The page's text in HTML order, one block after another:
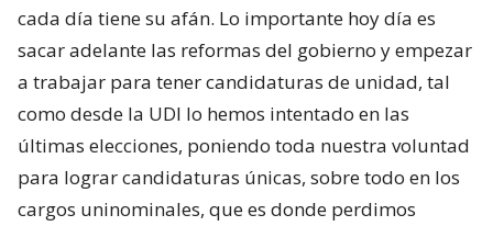
cada día tiene su afán. Lo importante hoy día es
sacar adelante las reformas del gobierno y empezar
a trabajar para tener candidaturas de unidad, tal
como desde la UDI lo hemos intentado en las
últimas elecciones, poniendo toda nuestra voluntad
para lograr candidaturas únicas, sobre todo en los
cargos uninominales, que es donde perdimos